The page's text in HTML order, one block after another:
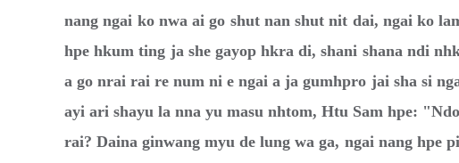
nang ngai ko nwa ai go shut nan shut nit dai, ngai ko
hpe hkum ting ja she gayop hkra di, shani shana ndi
a go nrai rai re num ni e ngai a ja gumhpro jai sha si
ayi ari shayu la nna yu masu nhtom, Htu Sam hpe:
rai? Daina ginwang myu de lung wa ga, ngai nang hpe